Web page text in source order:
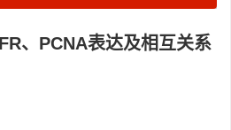
、PCNA表达及相互关系